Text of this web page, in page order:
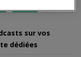
sur vos
dédiées